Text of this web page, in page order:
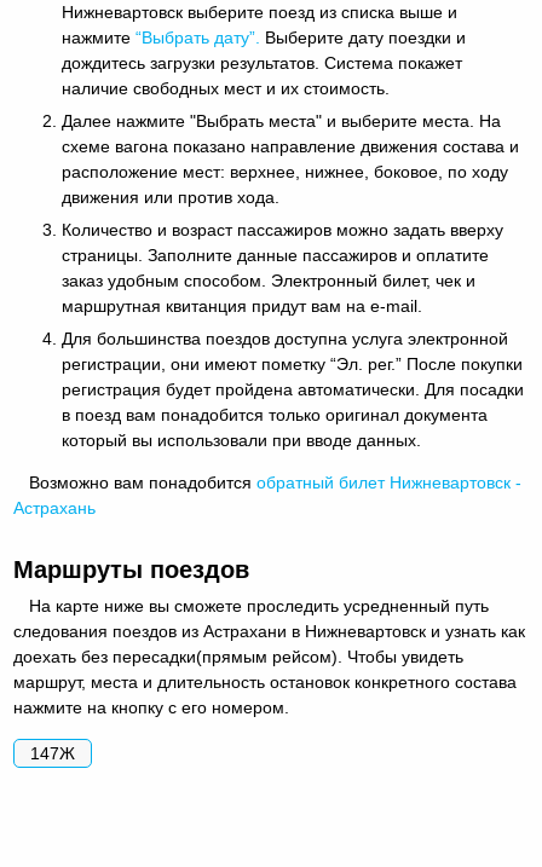
Нижневартовск выберите поезд из списка выше и
нажмите“Выбрать дату”. Выберите дату поездки и
дождитесь загрузки результатов. Система покажет
наличие свободных мест и их стоимость.
Далее нажмите "Выбрать места" и выберите места. На
схеме вагона показано направление движения состава и
расположение мест: верхнее, нижнее, боковое, по ходу
движения или против хода.
Количество и возраст пассажиров можно задать вверху
страницы. Заполните данные пассажиров и оплатите
заказ удобным способом. Электронный билет, чек и
маршрутная квитанция придут вам на e-mail.
Для большинства поездов доступна услуга электронной
регистрации, они имеют пометку “Эл. рег.” После покупки
регистрация будет пройдена автоматически. Для посадки
в поезд вам понадобится только оригинал документа
который вы использовали при вводе данных.
Возможно вам понадобитсяобратный билет Нижневартовск -
Астрахань
Маршруты поездов
На карте ниже вы сможете проследить усредненный путь
следования поездов из Астрахани в Нижневартовск и узнать как
доехать без пересадки(прямым рейсом). Чтобы увидеть
маршрут, места и длительность остановок конкретного состава
нажмите на кнопку с его номером.
147Ж